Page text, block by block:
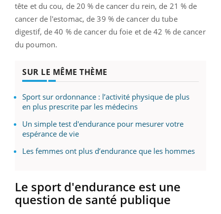
tête et du cou, de 20 % de cancer du rein, de 21 % de
cancer de l'estomac, de 39 % de cancer du tube
digestif, de 40 % de cancer du foie et de 42 % de cancer
du poumon.
SUR LE MÊME THÈME
Sport sur ordonnance : l’activité physique de plus
en plus prescrite par les médecins
Un simple test d'endurance pour mesurer votre
espérance de vie
Les femmes ont plus d’endurance que les hommes
Le sport d'endurance est une
question de santé publique